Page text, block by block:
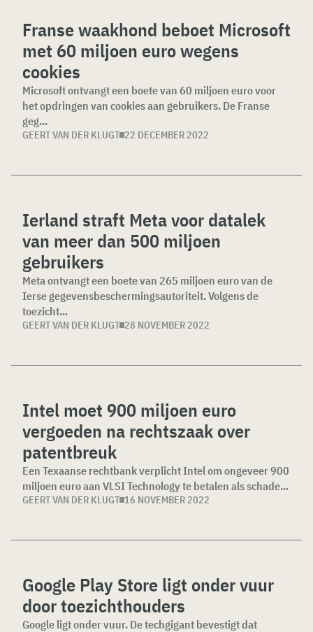
Franse waakhond beboet Microsoft
met 60 miljoen euro wegens
cookies
Microsoft ontvangt een boete van 60 miljoen euro voor
het opdringen van cookies aan gebruikers. De Franse
geg...
GEERT VAN DER KLUGT 22 DECEMBER 2022
Ierland straft Meta voor datalek
van meer dan 500 miljoen
gebruikers
Meta ontvangt een boete van 265 miljoen euro van de
Ierse gegevensbeschermingsautoriteit. Volgens de
toezicht...
GEERT VAN DER KLUGT 28 NOVEMBER 2022
Intel moet 900 miljoen euro
vergoeden na rechtszaak over
patentbreuk
Een Texaanse rechtbank verplicht Intel om ongeveer 900
miljoen euro aan VLSI Technology te betalen als schade...
GEERT VAN DER KLUGT 16 NOVEMBER 2022
Google Play Store ligt onder vuur
door toezichthouders
Google ligt onder vuur. De techgigant bevestigt dat